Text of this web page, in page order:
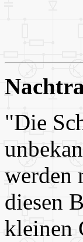
"Die
werden
diesen
kleinen